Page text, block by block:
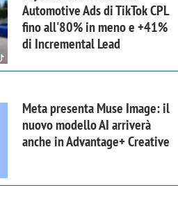
Automotive Ads di TikTok CPL
fino all'80% in meno e +41%
di Incremental Lead
Meta presenta Muse Image: il
nuovo modello AI arriverà
anche in Advantage+ Creative